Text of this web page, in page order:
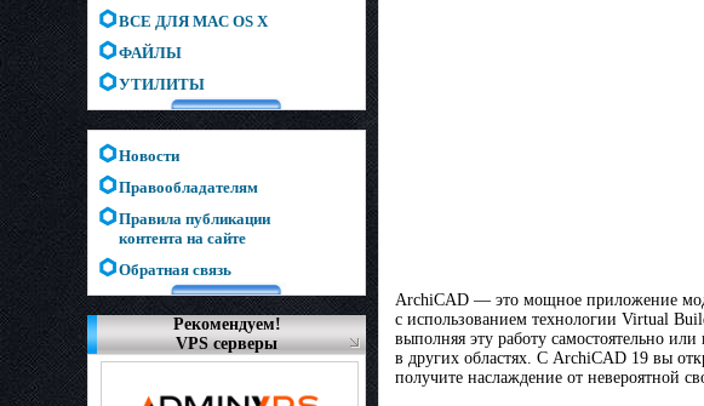
ВСЕ ДЛЯ MAC OS X
ФАЙЛЫ
УТИЛИТЫ
Новости
Правообладателям
Правила публикации
контента на сайте
Обратная связь
Рекомендуем!
VPS серверы
ArchiCAD — это мощное приложение
с использованием технологии Virtual
выполняя эту работу самостоятельно
в других областях. С ArchiCAD 19 вы
получите наслаждение от невероятной